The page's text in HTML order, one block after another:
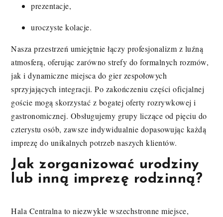
prezentacje,
uroczyste kolacje.
Nasza przestrzeń umiejętnie łączy profesjonalizm z luźną
atmosferą, oferując zarówno strefy do formalnych rozmów,
jak i dynamiczne miejsca do gier zespołowych
sprzyjających integracji. Po zakończeniu części oficjalnej
goście mogą skorzystać z bogatej oferty rozrywkowej i
gastronomicznej. Obsługujemy grupy liczące od pięciu do
czterystu osób, zawsze indywidualnie dopasowując każdą
imprezę do unikalnych potrzeb naszych klientów.
Jak zorganizować urodziny
lub inną imprezę rodzinną?
Hala Centralna to niezwykle wszechstronne miejsce,